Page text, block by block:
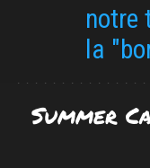
notre
la
Summer